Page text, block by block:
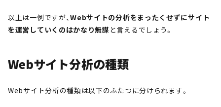
以上は一例ですが、Webサイトの分析をまったくせずにサイト
を運営していくのはかなり無謀 と言えるでしょう。
Webサイト分析の種類
Webサイト分析の種類は以下のふたつに分けられます。